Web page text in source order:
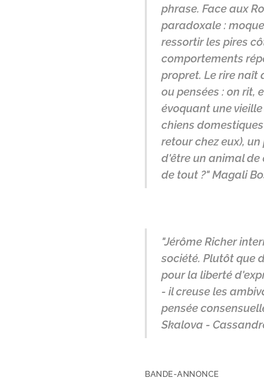
phrase. Face aux
paradoxale :
ressortir les pires
comportements
propret. Le rire naît
ou pensées : on rit,
évoquant une
chiens
retour chez eux),
d'être un animal de
de tout ?" Magali
"Jérôme Richer
société. Plutôt que
pour la liberté
- il creuse les
pensée
Skalova -
BANDE-ANNONCE